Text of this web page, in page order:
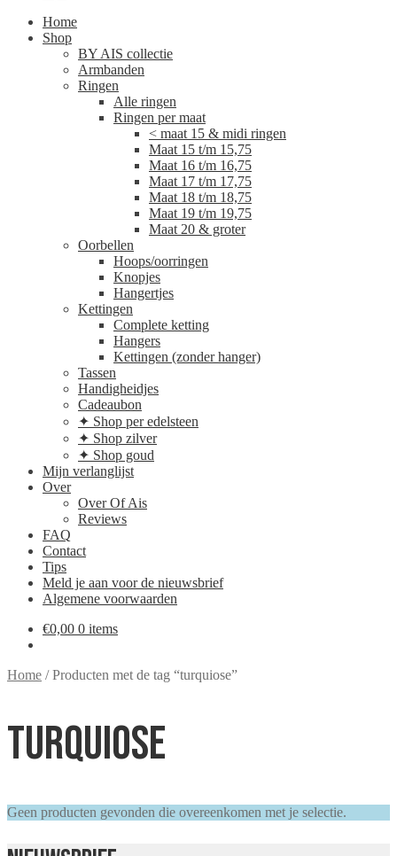
Home
Shop
BY AIS collectie
Armbanden
Ringen
Alle ringen
Ringen per maat
< maat 15 & midi ringen
Maat 15 t/m 15,75
Maat 16 t/m 16,75
Maat 17 t/m 17,75
Maat 18 t/m 18,75
Maat 19 t/m 19,75
Maat 20 & groter
Oorbellen
Hoops/oorringen
Knopjes
Hangertjes
Kettingen
Complete ketting
Hangers
Kettingen (zonder hanger)
Tassen
Handigheidjes
Cadeaubon
✦ Shop per edelsteen
✦ Shop zilver
✦ Shop goud
Mijn verlanglijst
Over
Over Of Ais
Reviews
FAQ
Contact
Tips
Meld je aan voor de nieuwsbrief
Algemene voorwaarden
€0,00 0 items
Home /Producten met de tag “turquiose”
turquiose
Geen producten gevonden die overeenkomen met je selectie.